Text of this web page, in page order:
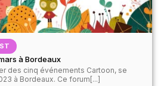
à Bordeaux
des cinq événements Cartoon, se
à Bordeaux. Ce forum[...]